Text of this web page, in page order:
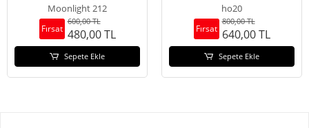
Moonlight 212
Fırsat
600,00 TL
480,00 TL
Sepete Ekle
ho20
Fırsat
800,00 TL
640,00 TL
Sepete Ekle